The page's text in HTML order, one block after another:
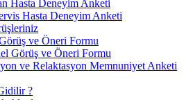
Hasta Deneyim Anketi
Hasta Deneyim Anketi
ve Öneri Formu
Görüş ve Öneri Formu
ve Relaktasyon Memnuniyet Anketi
?